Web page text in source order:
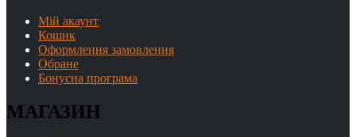
Мій акаунт
Кошик
Оформлення замовлення
Обране
Бонусна програма
МАГАЗИН